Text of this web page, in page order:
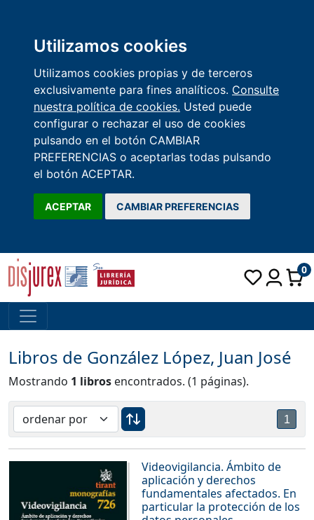
Utilizamos cookies
Utilizamos cookies propias y de terceros
exclusivamente para fines analíticos. Consulte
nuestra política de cookies. Usted puede
configurar o rechazar el uso de cookies
pulsando en el botón CAMBIAR
PREFERENCIAS o aceptarlas todas pulsando
el botón ACEPTAR.
ACEPTAR CAMBIAR PREFERENCIAS
0
Libros de González López, Juan José
Mostrando 1 libros encontrados. (1 páginas).
1
Videovigilancia. Ámbito de
aplicación y derechos
fundamentales afectados. En
particular la protección de los